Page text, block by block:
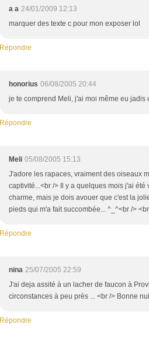
a a 24/01/2009 12:13
marquer des texte c pour mon exposer lol
Répondre
honorius 06/08/2005 20:44
je te comprend Meli, j'ai moi même eu
Répondre
Meli 05/08/2005 15:13
J'adore les rapaces, vraiment des oiseaux
captivité...<br /> Il y a quelques mois j'ai
charme, mais je dois avouer que c'est la
pieds qui m'a fait succombée... ^_^<br />
Répondre
nina 25/07/2005 22:59
J'ai deja assité à un lacher de faucon à
circonstances à peu près ... <br /> Bonne
Répondre